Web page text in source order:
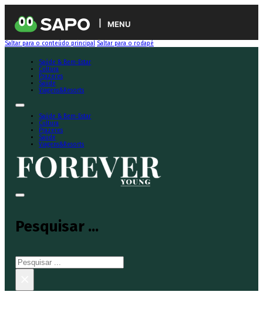
MENU
Saltar para o conteúdo principal Saltar para o rodapé
Saúde & Bem-Estar
Cultura
Prazeres
Saúde
Viagens&Resorts
Saúde & Bem-Estar
Cultura
Prazeres
Saúde
Viagens&Resorts
Pesquisar ...
Pesquisar